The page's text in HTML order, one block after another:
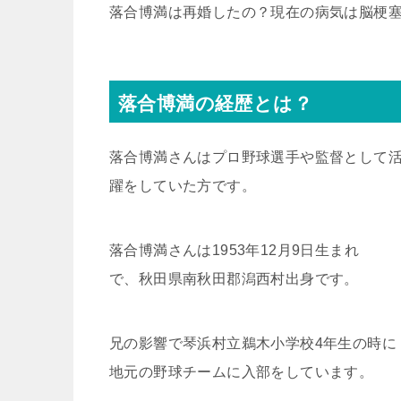
落合博満は再婚したの？現在の病気は脳梗
落合博満の経歴とは？
落合博満さんはプロ野球選手や監督として
躍をしていた方です。
落合博満さんは1953年12月9日生まれ
で、秋田県南秋田郡潟西村出身です。
兄の影響で琴浜村立鵜木小学校4年生の時に
地元の野球チームに入部をしています。